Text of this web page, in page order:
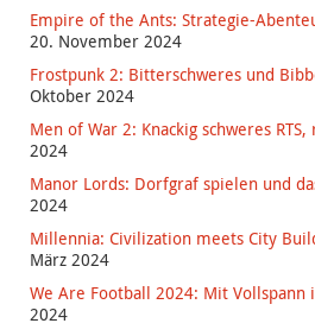
Empire of the Ants: Strategie-
20. November 2024
Frostpunk 2: Bitterschweres und
Oktober 2024
Men of War 2: Knackig schweres
2024
Manor Lords: Dorfgraf spielen und
2024
Millennia: Civilization meets City
März 2024
We Are Football 2024: Mit Vollspann
2024